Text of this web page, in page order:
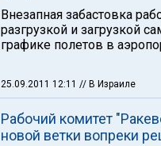
Внезапная забастовка
разгрузкой и загрузкой
графике полетов в
25.09.2011 12:11 // В Израиле
Рабочий комитет
новой ветки вопреки